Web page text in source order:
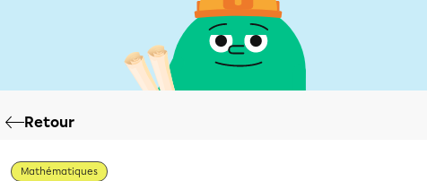
Retour
Mathématiques